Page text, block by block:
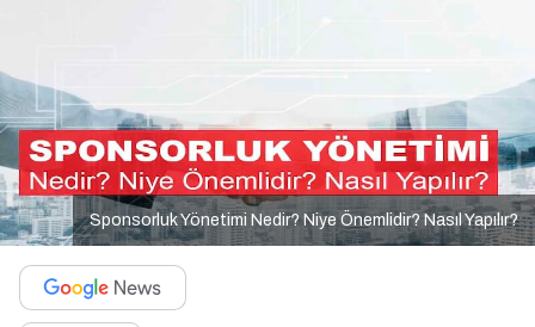
Sponsorluk Yönetimi Nedir? Niye Önemlidir? Nasıl Yapılır?